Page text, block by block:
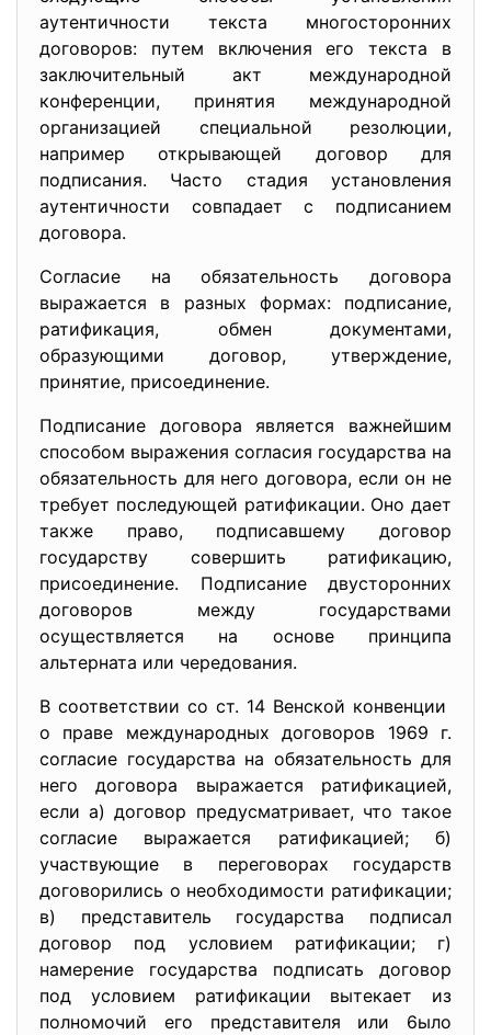
аутентичности текста многосторонних
договоров: путем включения его текста в
заключительный акт международной
конференции, принятия международной
организацией специальной резолюции,
например открывающей договор для
подписания. Часто стадия установления
аутентичности совпадает с подписанием
договора.
Согласие на обязательность договора
выражается в разных формах: подписание,
ратификация, обмен документами,
образующими договор, утверждение,
принятие, присоединение.
Подписание договора является важнейшим
способом выражения согласия государства на
обязательность для него договора, если он не
требует последующей ратификации. Оно дает
также право, подписавшему договор
государству совершить ратификацию,
присоединение. Подписание двусторонних
договоров между государствами
осуществляется на основе принципа
альтерната или чередования.
В соответствии со ст. 14 Венской конвенции
о праве международныхдоговоров 1969 г.
согласие государства на обязательность для
него договора выражается ратификацией,
если а) договор предусматривает, что такое
согласие выражается ратификацией; б)
участвующие в переговорах государств
договорились о необходимости ратификации;
в) представитель государства подписал
договор под условием ратификации; г)
намерение государства подписать договор
под условием ратификации вытекает из
полномочий его представителя или 6ыло